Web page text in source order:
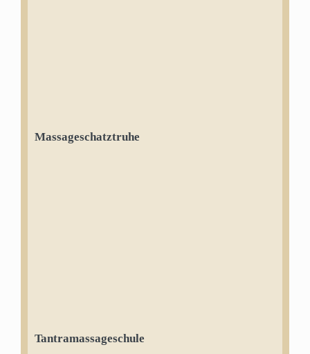
Massageschatztruhe
Tantramassageschule